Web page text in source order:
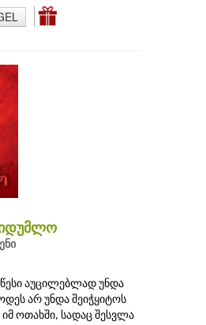
აუცილებლად უნდა
არ უნდა შეიჭყიტოს
ოთახში, სადაც შესვლა